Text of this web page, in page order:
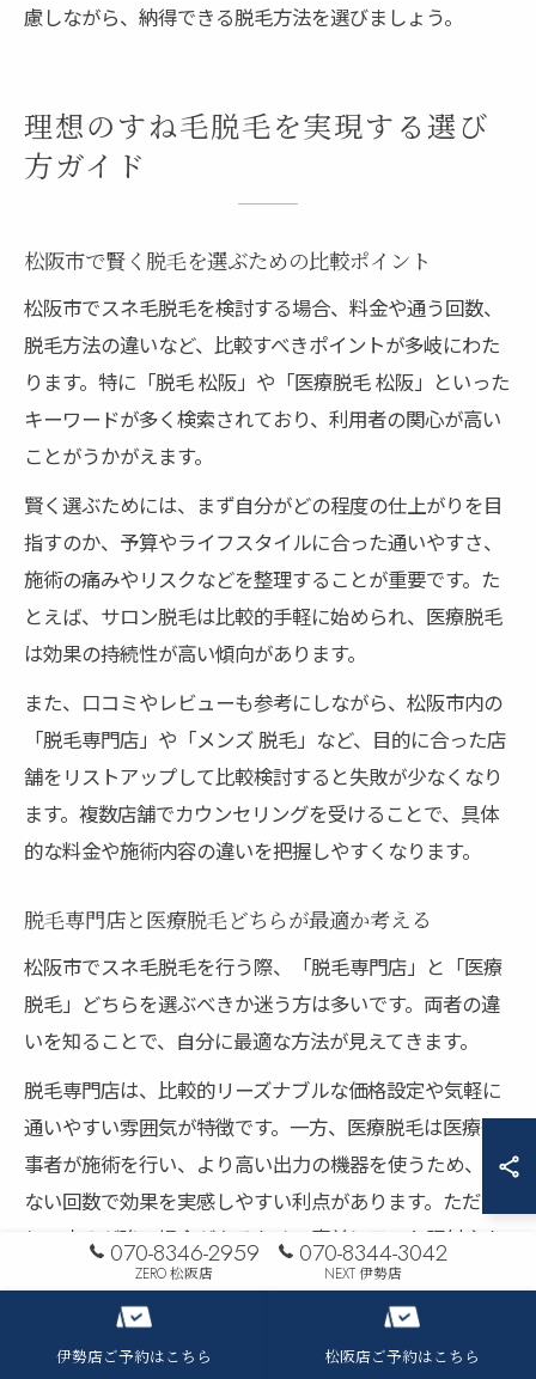
慮しながら、納得できる脱毛方法を選びましょう。
理想のすね毛脱毛を実現する選び
方ガイド
松阪市で賢く脱毛を選ぶための比較ポイント
松阪市でスネ毛脱毛を検討する場合、料金や通う回数、
脱毛方法の違いなど、比較すべきポイントが多岐にわた
ります。特に「脱毛 松阪」や「医療脱毛 松阪」といった
キーワードが多く検索されており、利用者の関心が高い
ことがうかがえます。
賢く選ぶためには、まず自分がどの程度の仕上がりを目
指すのか、予算やライフスタイルに合った通いやすさ、
施術の痛みやリスクなどを整理することが重要です。た
とえば、サロン脱毛は比較的手軽に始められ、医療脱毛
は効果の持続性が高い傾向があります。
また、口コミやレビューも参考にしながら、松阪市内の
「脱毛専門店」や「メンズ 脱毛」など、目的に合った店
舗をリストアップして比較検討すると失敗が少なくなり
ます。複数店舗でカウンセリングを受けることで、具体
的な料金や施術内容の違いを把握しやすくなります。
脱毛専門店と医療脱毛どちらが最適か考える
松阪市でスネ毛脱毛を行う際、「脱毛専門店」と「医療
脱毛」どちらを選ぶべきか迷う方は多いです。両者の違
いを知ることで、自分に最適な方法が見えてきます。
脱毛専門店は、比較的リーズナブルな価格設定や気軽に
通いやすい雰囲気が特徴です。一方、医療脱毛は医療従
事者が施術を行い、より高い出力の機器を使うため、少
ない回数で効果を実感しやすい利点があります。ただ
し、痛みが強い場合があるため、事前にテスト照射やカ
ウンセリングで確認することが大切です。
脱毛の目的や予算、肌質によって最適な選択肢は異なり
ます。例えば「短期間でツルツルにしたい」場合は医療
070-8346-2959
ZERO 松阪店
070-8344-3042
NEXT 伊勢店
伊勢店ご予約はこちら 松阪店ご予約はこちら